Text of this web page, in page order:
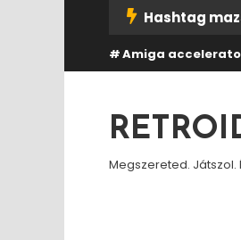
Content
Hashtag
Amiga
Megszereted. Játszol.